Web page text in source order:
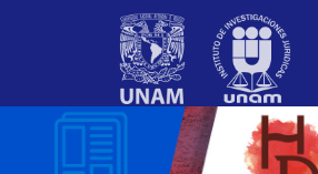
Barra